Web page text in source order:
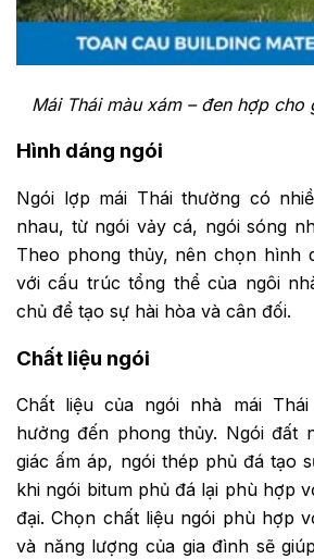
Mái Thái màu xám – đen hợp cho
Hình dáng ngói
Ngói lợp mái Thái thường có
nhau, từ ngói vảy cá, ngói sóng
Theo phong thủy, nên chọn hình
với cấu trúc tổng thể của ngôi
chủ để tạo sự hài hòa và cân đối.
Chất liệu ngói
Chất liệu của ngói nhà mái
hưởng đến phong thủy. Ngói đất
giác ấm áp, ngói thép phủ đá tạo
khi ngói bitum phủ đá lại phù hợp
đại. Chọn chất liệu ngói phù hợp
và năng lượng của gia đình sẽ